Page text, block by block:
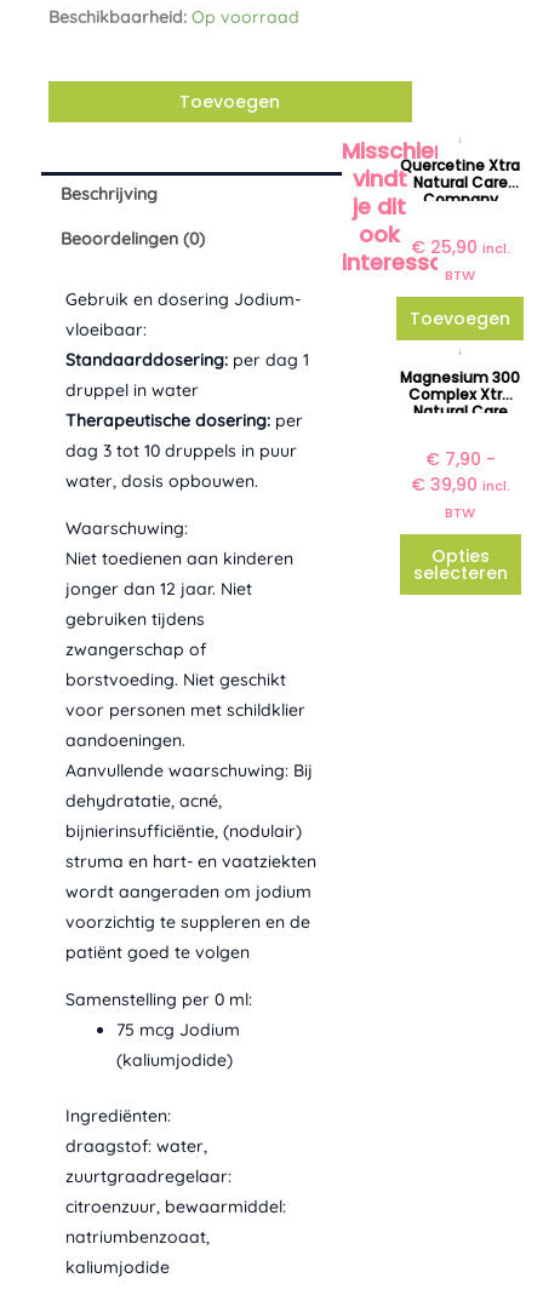
Beschikbaarheid: Op voorraad
Jodium-
Biotics
Toevoegen
Beschrijving
Beoordelingen (0)
Gebruik en dosering Jodium-
vloeibaar:
Standaarddosering: per dag 1
druppel in water
Therapeutische dosering: per
dag 3 tot 10 druppels in puur
water, dosis opbouwen.
Waarschuwing:
Niet toedienen aan kinderen
jonger dan 12 jaar. Niet
gebruiken tijdens
zwangerschap of
borstvoeding. Niet geschikt
voor personen met schildklier
aandoeningen.
Aanvullende waarschuwing: Bij
dehydratatie, acné,
bijnierinsufficiëntie, (nodulair)
struma en hart- en vaatziekten
wordt aangeraden om jodium
voorzichtig te suppleren en de
patiënt goed te volgen
Samenstelling per 0 ml:
75 mcg Jodium
(kaliumjodide)
Ingrediënten:
draagstof: water,
zuurtgraadregelaar:
citroenzuur, bewaarmiddel:
natriumbenzoaat,
kaliumjodide
Misschien
vindt
je dit
ook
interessant?
Quercetine Xtra
Natural Care
Company
€25,90 incl.
BTW
Toevoegen
Magnesium 300
Complex Xtra
Natural Care
€7,90 -
€39,90
r
i
s
k
a
s
incl.
BTW
Opties
selecteren
Dit
product
meerdere
variaties.
Deze
optie
kan